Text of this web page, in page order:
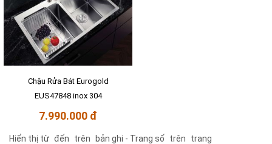
Chậu Rửa Bát Eurogold
EUS47848 inox 304
7.990.000 đ
Hiển thị từ đến trên bản ghi - Trang số trên trang